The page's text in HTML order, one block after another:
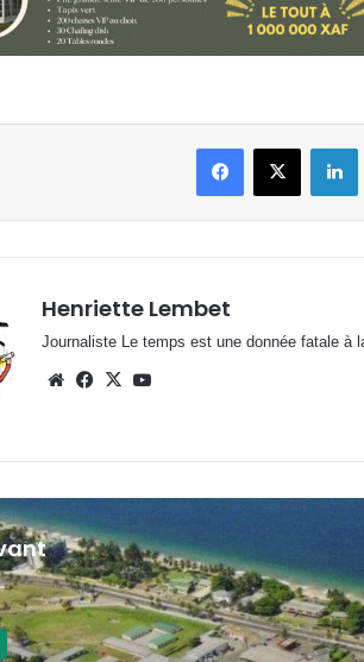
FacebookX
Henriette Lembet
Journaliste Le temps est une donnée fatale à
WebsiteFacebook
X